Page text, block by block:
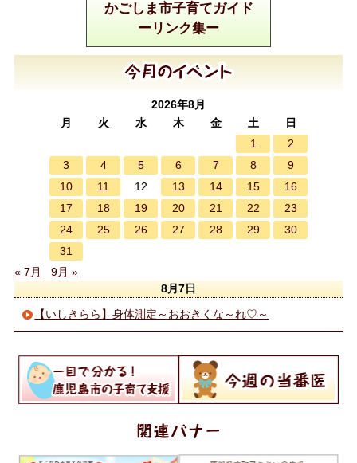
かごしま市子育てガイド
ーリンク集ー
2026年8月
月
火 水 木 金 土
日
1
2
3
4 5 6 7 8
9
10
11 12 13 14 15
16
17
18 19 20 21 22
23
24
25 26 27 28 29
30
31
« 7月
9月 »
8月7日
【いしきらら】身体測定～おおきくな～れ♡～